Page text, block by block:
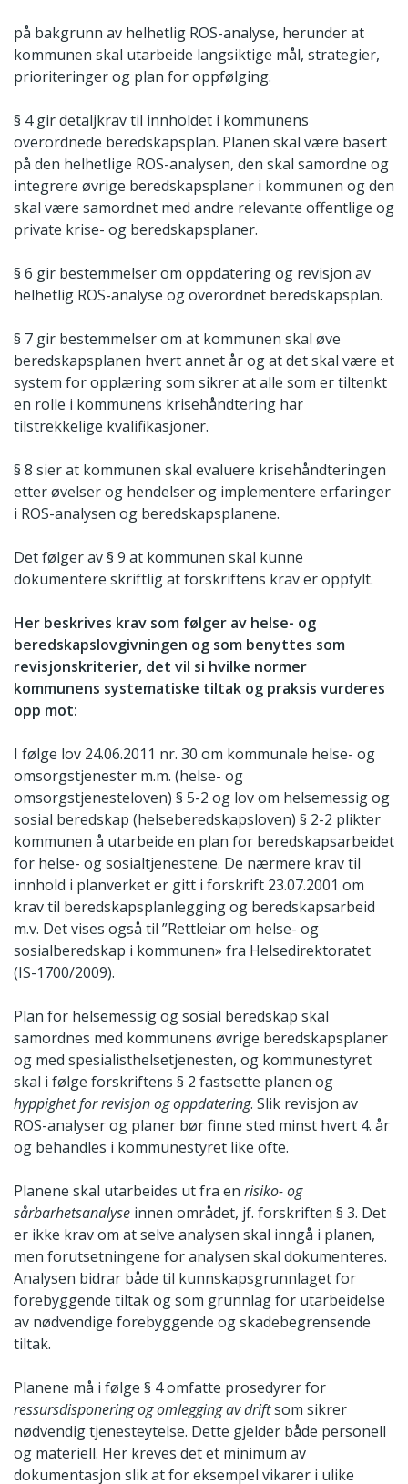
på bakgrunn av helhetlig ROS-analyse, herunder at
kommunen skal utarbeide langsiktige mål, strategier,
prioriteringer og plan for oppfølging.
§ 4 gir detaljkrav til innholdet i kommunens
overordnede beredskapsplan. Planen skal være basert
på den helhetlige ROS-analysen, den skal samordne og
integrere øvrige beredskapsplaner i kommunen og den
skal være samordnet med andre relevante offentlige og
private krise- og beredskapsplaner.
§ 6 gir bestemmelser om oppdatering og revisjon av
helhetlig ROS-analyse og overordnet beredskapsplan.
§ 7 gir bestemmelser om at kommunen skal øve
beredskapsplanen hvert annet år og at det skal være et
system for opplæring som sikrer at alle som er tiltenkt
en rolle i kommunens krisehåndtering har
tilstrekkelige kvalifikasjoner.
§ 8 sier at kommunen skal evaluere krisehåndteringen
etter øvelser og hendelser og implementere erfaringer
i ROS-analysen og beredskapsplanene.
Det følger av § 9 at kommunen skal kunne
dokumentere skriftlig at forskriftens krav er oppfylt.
Her beskrives krav som følger av helse- og
beredskapslovgivningen og som benyttes som
revisjonskriterier, det vil si hvilke normer
kommunens systematiske tiltak og praksis vurderes
opp mot:
I følge lov 24.06.2011 nr. 30 om kommunale helse- og
omsorgstjenester m.m. (helse- og
omsorgstjenesteloven) § 5-2 og lov om helsemessig og
sosial beredskap (helseberedskapsloven) § 2-2 plikter
kommunen å utarbeide en plan for beredskapsarbeidet
for helse- og sosialtjenestene. De nærmere krav til
innhold i planverket er gitt i forskrift 23.07.2001 om
krav til beredskapsplanlegging og beredskapsarbeid
m.v. Det vises også til ”Rettleiar om helse- og
sosialberedskap i kommunen» fra Helsedirektoratet
(IS-1700/2009).
Plan for helsemessig og sosial beredskap skal
samordnes med kommunens øvrige beredskapsplaner
og med spesialisthelsetjenesten, og kommunestyret
skal i følge forskriftens § 2 fastsette planen og
hyppighet for revisjon og oppdatering. Slik revisjon av
ROS-analyser og planer bør finne sted minst hvert 4. år
og behandles i kommunestyret like ofte.
Planene skal utarbeides ut fra en risiko- og
sårbarhetsanalyse innen området, jf. forskriften § 3. Det
er ikke krav om at selve analysen skal inngå i planen,
men forutsetningene for analysen skal dokumenteres.
Analysen bidrar både til kunnskapsgrunnlaget for
forebyggende tiltak og som grunnlag for utarbeidelse
av nødvendige forebyggende og skadebegrensende
tiltak.
Planene må i følge § 4 omfatte prosedyrer for
ressursdisponering og omlegging av driftsom sikrer
nødvendig tjenesteytelse. Dette gjelder både personell
og materiell. Her kreves det et minimum av
dokumentasjon slik at for eksempel vikarer i ulike